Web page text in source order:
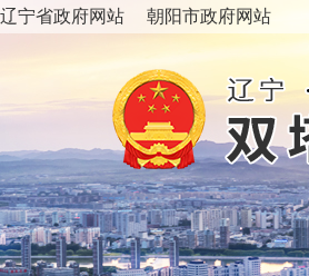
辽宁省政府网站 朝阳市政府网站